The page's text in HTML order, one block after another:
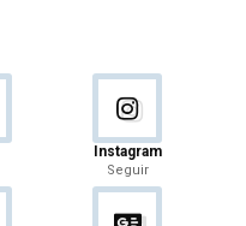
Instagram
Seguir